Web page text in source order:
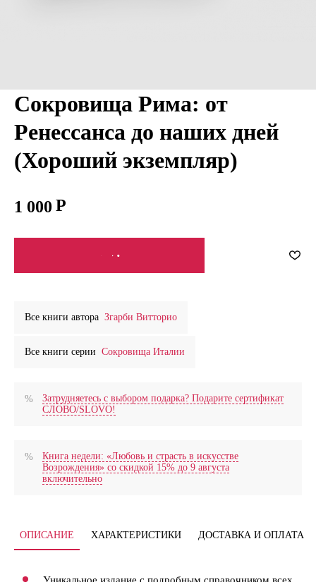
Сокровища Рима: от
Ренессанса до наших дней
(Хороший экземпляр)
1 000
СООБЩИТЬ О ПОСТУПЛЕНИИ
Все книги автора Згарби Витторио
Все книги серии Сокровища Италии
Затрудняетесь с выбором подарка? Подарите сертификат
СЛОВО/SLOVO!
Книга недели: «Любовь и страсть в искусстве
Возрождения» со скидкой 15% до 9 августа
включительно
ОПИСАНИЕ ХАРАКТЕРИСТИКИ ДОСТАВКА И ОПЛАТА